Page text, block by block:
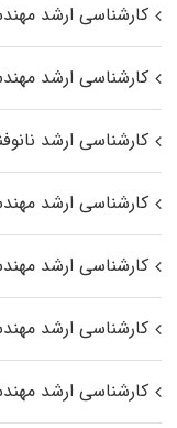
کارشناسی ارشد
کارشناسی ارشد
کارشناسی ارشد
کارشناسی ارشد
کارشناسی ارشد
کارشناسی ارشد
کارشناسی ارشد